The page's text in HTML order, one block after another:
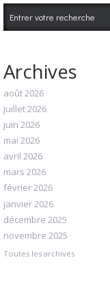
Archives
août 2026
juillet 2026
juin 2026
mai 2026
avril 2026
mars 2026
février 2026
janvier 2026
décembre 2025
novembre 2025
Toutes les archives